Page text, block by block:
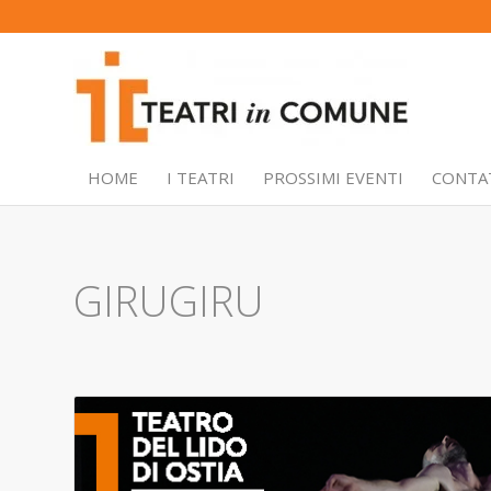
HOME I TEATRI PROSSIMI EVENTI
GIRUGIRU